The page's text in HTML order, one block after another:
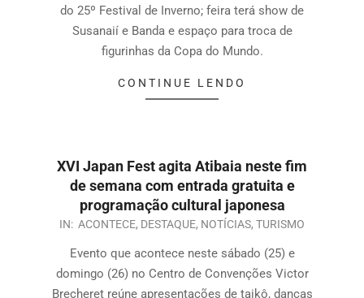
do 25º Festival de Inverno; feira terá show de
Susanaií e Banda e espaço para troca de
figurinhas da Copa do Mundo.
CONTINUE LENDO
XVI Japan Fest agita Atibaia neste fim
de semana com entrada gratuita e
programação cultural japonesa
IN: ACONTECE, DESTAQUE, NOTÍCIAS, TURISMO
Evento que acontece neste sábado (25) e
domingo (26) no Centro de Convenções Victor
Brecheret reúne apresentações de taikô, danças